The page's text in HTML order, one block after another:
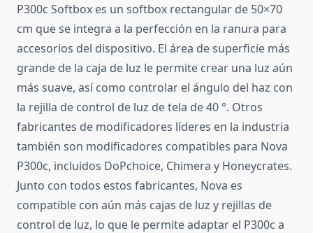
P300c Softbox es un softbox rectangular de 50×70
cm que se integra a la perfección en la ranura para
accesorios del dispositivo. El área de superficie más
grande de la caja de luz le permite crear una luz aún
más suave, así como controlar el ángulo del haz con
la rejilla de control de luz de tela de 40 °. Otros
fabricantes de modificadores líderes en la industria
también son modificadores compatibles para Nova
P300c, incluidos DoPchoice, Chimera y Honeycrates.
Junto con todos estos fabricantes, Nova es
compatible con aún más cajas de luz y rejillas de
control de luz, lo que le permite adaptar el P300c a